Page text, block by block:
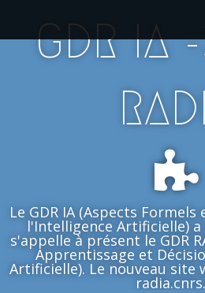
i
GDR IA
Le GDR IA (Aspects
l'Intelligence Artificielle)
s'appelle à présent le GDR
Apprentissage et
Artificielle). Le nouveau